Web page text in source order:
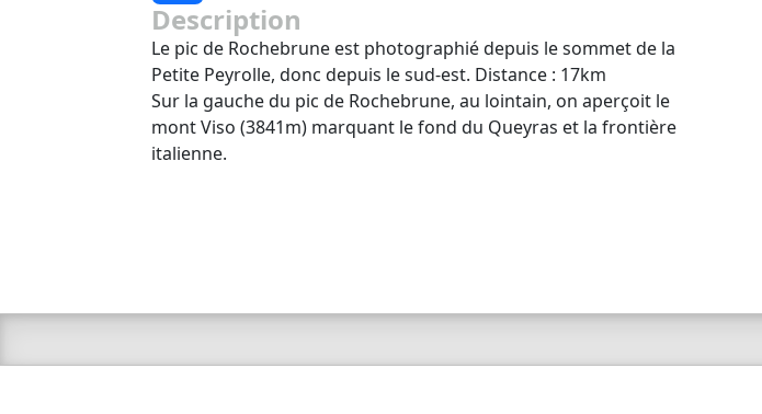
Description
Le pic de Rochebrune est photographié depuis le sommet de la
Petite Peyrolle, donc depuis le sud-est. Distance : 17km
Sur la gauche du pic de Rochebrune, au lointain, on aperçoit le
mont Viso (3841m) marquant le fond du Queyras et la frontière
italienne.